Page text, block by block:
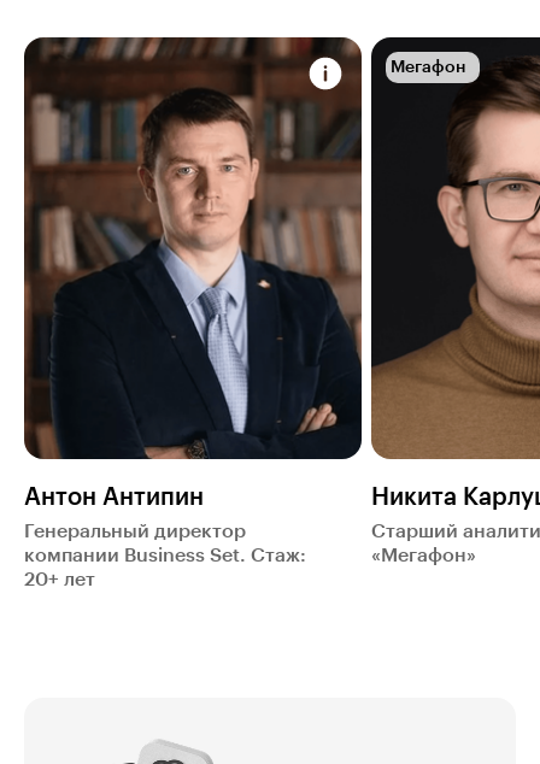
Антон Антипин
Генеральный директор
компании Business Set. Стаж:
20+ лет
Мегафон
Никита
Старший
«Мегафон»